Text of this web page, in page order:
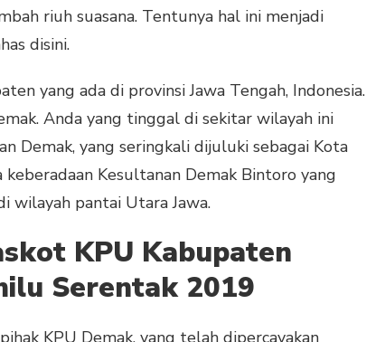
riuh suasana. Tentunya hal ini menjadi
disini.
yang ada di provinsi Jawa Tengah, Indonesia.
Anda yang tinggal di sekitar wilayah ini
Demak, yang seringkali dijuluki sebagai Kota
keberadaan Kesultanan Demak Bintoro yang
wilayah pantai Utara Jawa.
KPU Kabupaten
Serentak 2019
KPU Demak, yang telah dipercayakan